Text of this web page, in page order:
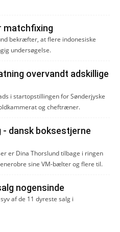
matchfixing
bekræfter, at flere indonesiske
undersøgelse.
overvandt adskillige
i startopstillingen for Sønderjyske
og cheftræner.
dansk boksestjerne
er Dina Thorslund tilbage i ringen
sine VM-bælter og flere til.
nogensinde
af de 11 dyreste salg i